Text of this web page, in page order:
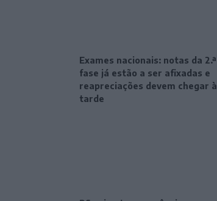
Exames nacionais: notas da 2.ª
fase já estão a ser afixadas e
reapreciações devem chegar à
tarde